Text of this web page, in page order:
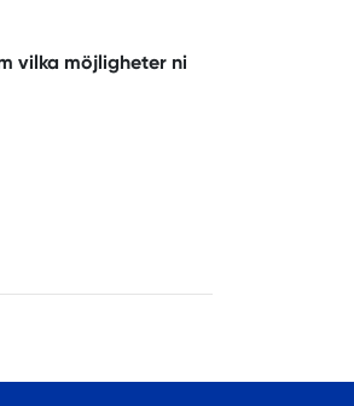
vilka möjligheter ni